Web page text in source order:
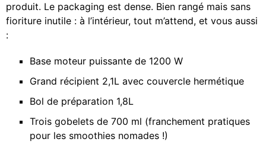
produit. Le packaging est dense. Bien rangé mais sans
fioriture inutile : à l’intérieur, tout m’attend, et vous aussi
:
Base moteur puissante de 1200 W
Grand récipient 2,1L avec couvercle hermétique
Bol de préparation 1,8L
Trois gobelets de 700 ml (franchement pratiques
pour les smoothies nomades !)